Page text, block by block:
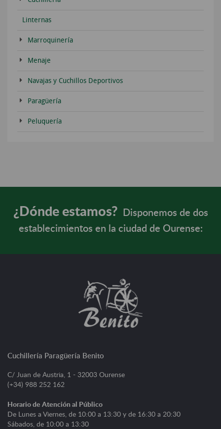
Linternas
Marroquinería
Menaje
Navajas y Cuchillos Deportivos
Paragüería
Peluquería
¿Dónde estamos?
Disponemos de dos
establecimientos en la ciudad de Ourense:
Cuchillería Paragüería Benito
C/ Juan de Austria, 1 - 32003 Ourense
(+34) 988 252 162
Horario de Atención al Público
De Lunes a Viernes, de 10:00 a 13:30 y de 16:30 a 20:30
Sábados, de 10:00 a 13:30